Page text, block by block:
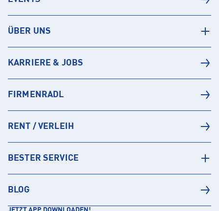
ÜBER UNS
KARRIERE & JOBS
FIRMENRADL
RENT / VERLEIH
BESTER SERVICE
BLOG